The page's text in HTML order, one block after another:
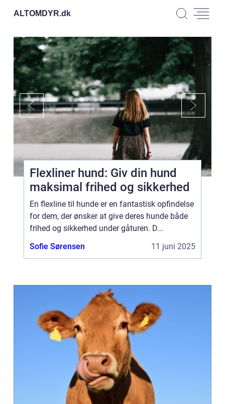
ALTOMDYR.dk
Flexliner hund: Giv din hund
maksimal frihed og sikkerhed
En flexline til hunde er en fantastisk opfindelse
for dem, der ønsker at give deres hunde både
frihed og sikkerhed under gåturen. D...
Sofie Sørensen
11 juni 2025